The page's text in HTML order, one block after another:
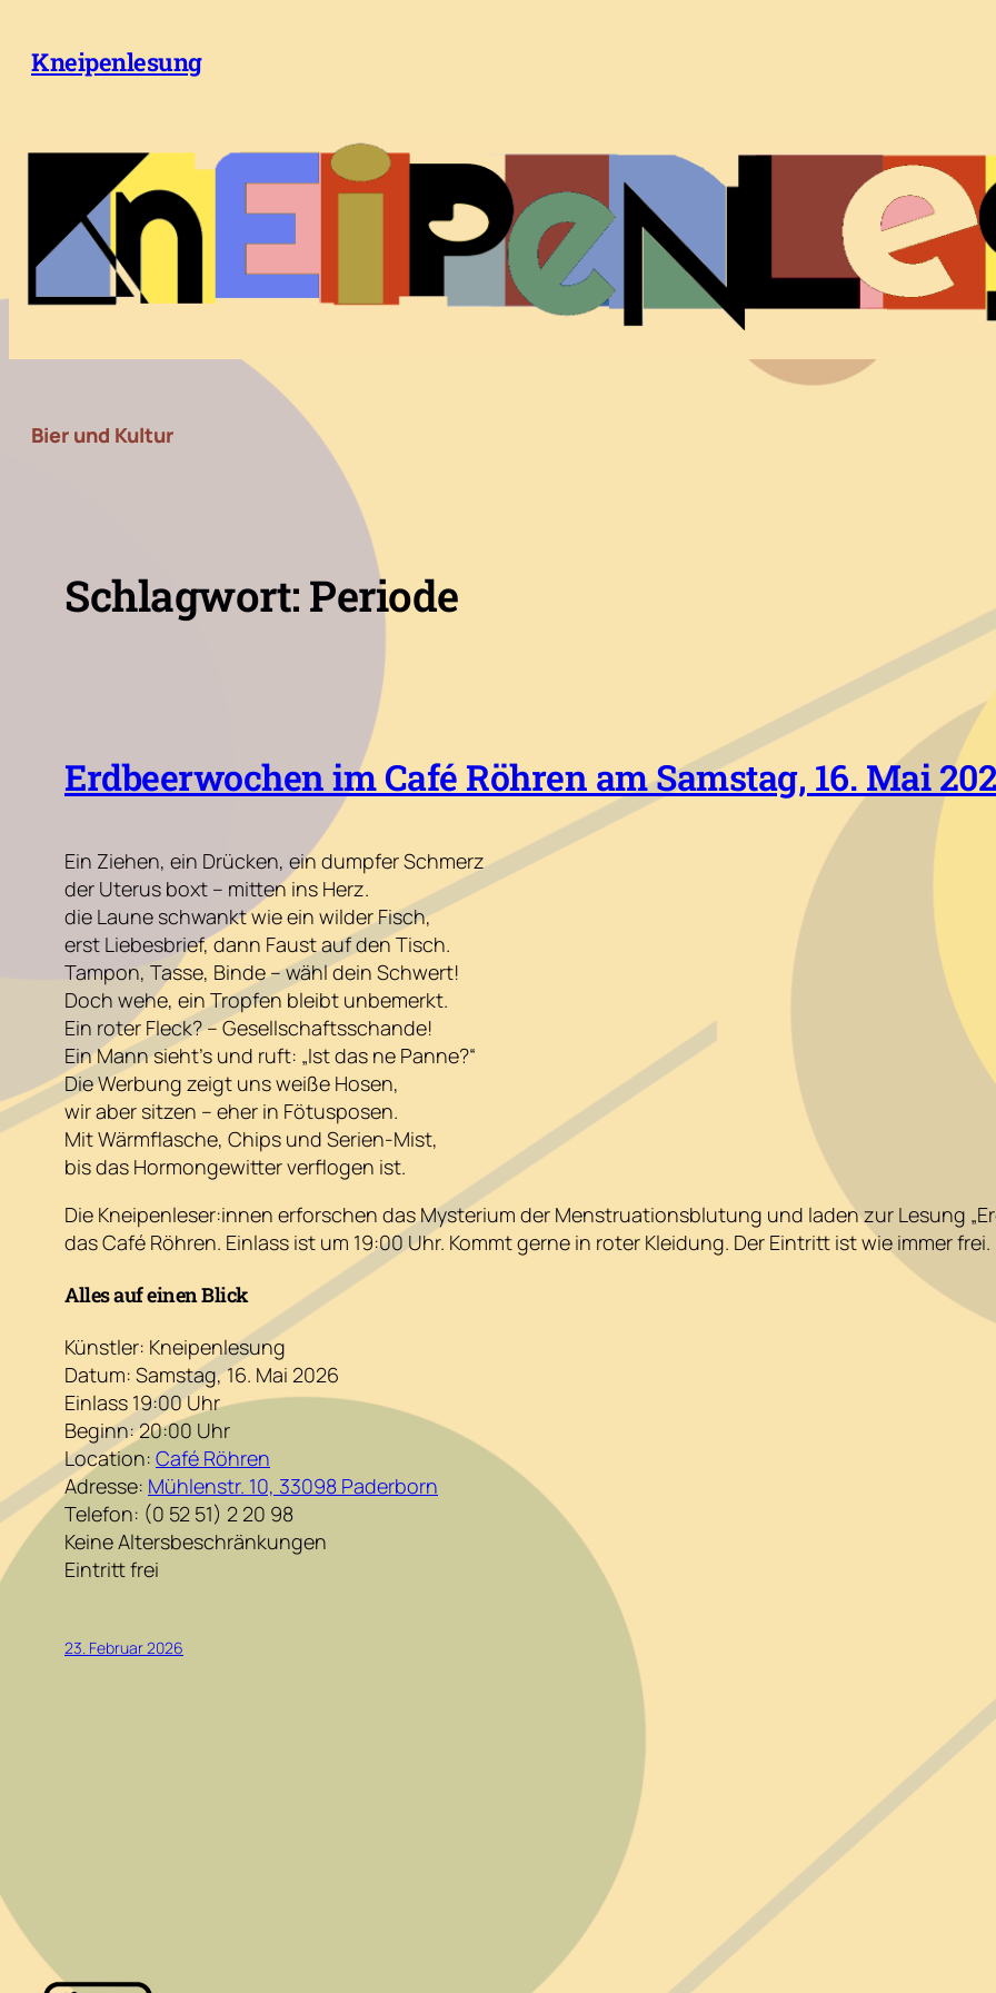
Inhalt
springen
Kneipenlesung
Bier und Kultur
Schlagwort: Periode
Erdbeerwochen im Café Röhren am Samstag, 16. Mai
Ein Ziehen, ein Drücken, ein dumpfer Schmerz
der Uterus boxt – mitten ins Herz.
die Laune schwankt wie ein wilder Fisch,
erst Liebesbrief, dann Faust auf den Tisch.
Tampon, Tasse, Binde – wähl dein Schwert!
Doch wehe, ein Tropfen bleibt unbemerkt.
Ein roter Fleck? – Gesellschaftsschande!
Ein Mann sieht’s und ruft: „Ist das ne Panne?“
Die Werbung zeigt uns weiße Hosen,
wir aber sitzen – eher in Fötusposen.
Mit Wärmflasche, Chips und Serien-Mist,
bis das Hormongewitter verflogen ist.
Die Kneipenleser:innen erforschen das Mysterium der Menstruationsblutung und laden zur Lesung
das Café Röhren. Einlass ist um 19:00 Uhr. Kommt gerne in roter Kleidung. Der Eintritt ist wie immer
Alles auf einen Blick
Künstler: Kneipenlesung
Datum: Samstag, 16. Mai 2026
Einlass 19:00 Uhr
Beginn: 20:00 Uhr
Location: Café Röhren
Adresse: Mühlenstr. 10, 33098 Paderborn
Telefon: (0 52 51) 2 20 98
Keine Altersbeschränkungen
Eintritt frei
23. Februar 2026